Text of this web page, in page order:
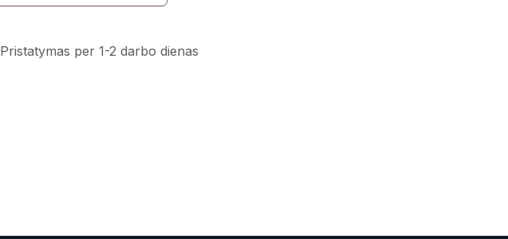
Pristatymas per 1-2 darbo dienas